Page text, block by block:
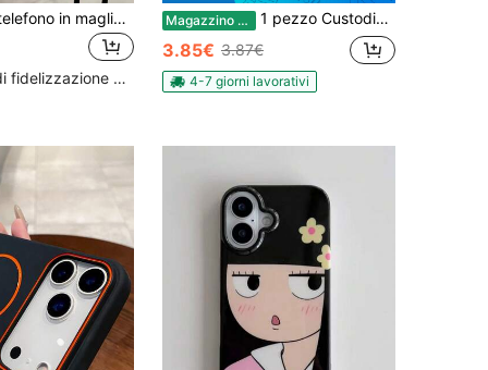
Custodia per telefono in maglia spessa e antiscivolo, realizzata a mano, compatibile con 16/16 Pro/16 Pro Max/16 Plus/ 15 Pro Max/ 7/8/13/14/P11/P12, con tracolla, impermeabile, antiurto e resistente ai graffi
Alto livello di fidelizzazione dei clienti
Magazzino EU 1 pezzo Custodia per telefono minimalista a righe rosa, custodia rigida con pellicola lucida perforata a doppio colore con slogan in inglese, compatibile con iPhone 11/12/13/14/15/16 Pro Max, impermeabile, antiurto, anti-graffio, versione internazionale non domestica, regalo di primavera, anniversario, compleanno
3.85€ 3.87€
4-7 giorni lavorativi